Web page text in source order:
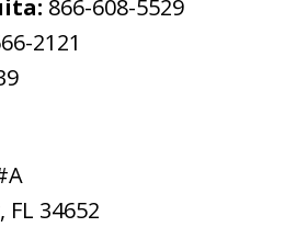
866-608-5529
2121
, FL 34652